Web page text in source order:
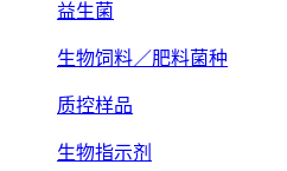
益生菌
生物饲料／肥料菌种
质控样品
生物指示剂